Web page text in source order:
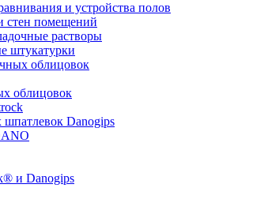
и устройства полов
стен помещений
растворы
штукатурки
облицовок
облицовок
шпатлевок Danogips
и Danogips